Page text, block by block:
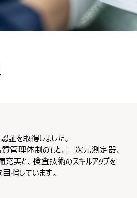
を取得しました。
管理体制のもと、三次元測定器、
実と、検査技術のスキルアップを
指しています。